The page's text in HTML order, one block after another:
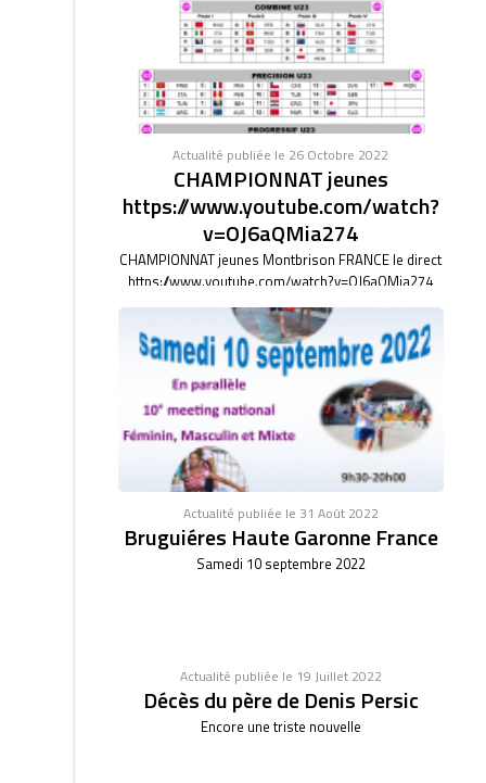
Actualité publiée le 26 Octobre 2022
CHAMPIONNAT jeunes
https://www.youtube.com/watch?
v=OJ6aQMia274
CHAMPIONNAT jeunes Montbrison FRANCE le direct
https://www.youtube.com/watch?v=OJ6aQMia274
Actualité publiée le 31 Août 2022
Bruguiéres Haute Garonne France
Samedi 10 septembre 2022
Actualité publiée le 19 Juillet 2022
Décès du père de Denis Persic
Encore une triste nouvelle